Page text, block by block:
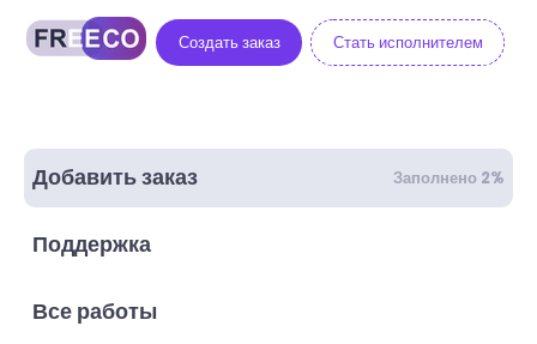
Создать заказ Стать исполнителем
Добавить заказ Заполнено 2%
Поддержка
Все работы